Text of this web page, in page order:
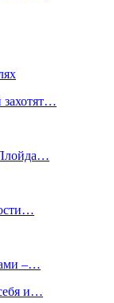
захотят…
–…
и…